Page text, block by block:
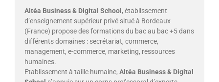
Altéa Business & Digital School , établissement
d’enseignement supérieur privé situé à Bordeaux
(France) propose des formations du bac au bac +5 dans
différents domaines : secrétariat, commerce,
management, e-commerce, marketing, ressources
humaines.
Etablissement à taille humaine, Altéa Business & Digital